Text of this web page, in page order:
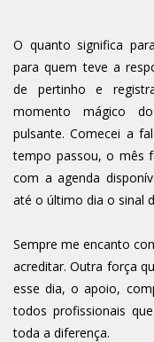
O quanto significa
para quem teve a
de pertinho e
momento mágico
pulsante. Comecei a
tempo passou, o mês
com a agenda
até o último dia o sinal
Sempre me encanto
acreditar. Outra força
esse dia, o apoio,
todos profissionais
toda a diferença.